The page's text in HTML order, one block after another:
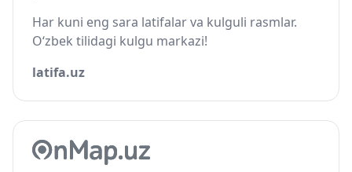
Har kuni eng sara latifalar va kulguli rasmlar.
O‘zbek tilidagi kulgu markazi!
latifa.uz